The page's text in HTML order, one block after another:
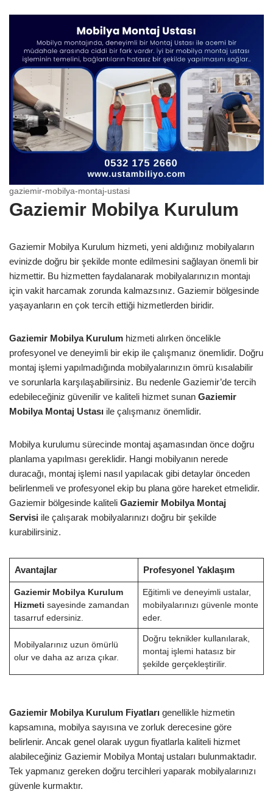
gaziemir-mobilya-montaj-ustasi
Gaziemir Mobilya Kurulum
Gaziemir Mobilya Kurulum hizmeti, yeni aldığınız mobilyaların
evinizde doğru bir şekilde monte edilmesini sağlayan önemli bir
hizmettir. Bu hizmetten faydalanarak mobilyalarınızın montajı
için vakit harcamak zorunda kalmazsınız. Gaziemir bölgesinde
yaşayanların en çok tercih ettiği hizmetlerden biridir.
Gaziemir Mobilya Kurulum hizmeti alırken öncelikle
profesyonel ve deneyimli bir ekip ile çalışmanız önemlidir. Doğru
montaj işlemi yapılmadığında mobilyalarınızın ömrü kısalabilir
ve sorunlarla karşılaşabilirsiniz. Bu nedenle Gaziemir’de tercih
edebileceğiniz güvenilir ve kaliteli hizmet sunan Gaziemir
Mobilya Montaj Ustası ile çalışmanız önemlidir.
Mobilya kurulumu sürecinde montaj aşamasından önce doğru
planlama yapılması gereklidir. Hangi mobilyanın nerede
duracağı, montaj işlemi nasıl yapılacak gibi detaylar önceden
belirlenmeli ve profesyonel ekip bu plana göre hareket etmelidir.
Gaziemir bölgesinde kaliteli Gaziemir Mobilya Montaj
Servisi ile çalışarak mobilyalarınızı doğru bir şekilde
kurabilirsiniz.
Avantajlar Profesyonel Yaklaşım
Gaziemir Mobilya Kurulum
Hizmeti sayesinde zamandan
tasarruf edersiniz.
Eğitimli ve deneyimli ustalar,
mobilyalarınızı güvenle monte
eder.
Mobilyalarınız uzun ömürlü
olur ve daha az arıza çıkar.
Doğru teknikler kullanılarak,
montaj işlemi hatasız bir
şekilde gerçekleştirilir.
Gaziemir Mobilya Kurulum Fiyatları genellikle hizmetin
kapsamına, mobilya sayısına ve zorluk derecesine göre
belirlenir. Ancak genel olarak uygun fiyatlarla kaliteli hizmet
alabileceğiniz Gaziemir Mobilya Montaj ustaları bulunmaktadır.
Tek yapmanız gereken doğru tercihleri yaparak mobilyalarınızı
güvenle kurmaktır.